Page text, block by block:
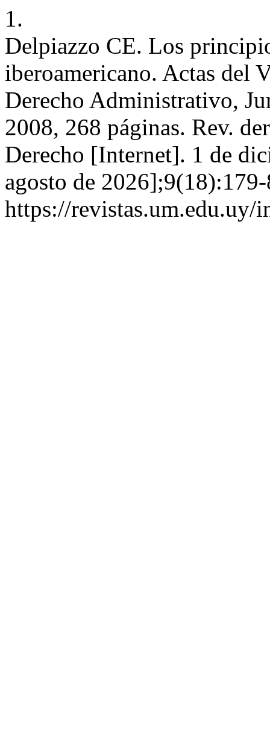
1.
Delpiazzo CE. Los
iberoamericano. Actas del
Derecho Administrativo,
2008, 268 páginas. Rev.
Derecho [Internet]. 1 de
agosto de
https://revistas.um.edu.uy/